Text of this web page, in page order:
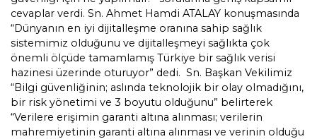
cevaplar verdi. Sn. Ahmet Hamdi ATALAY konuşmasında
“Dünyanın en iyi dijitalleşme oranına sahip sağlık
sistemimiz olduğunu ve dijitalleşmeyi sağlıkta çok
önemli ölçüde tamamlamış Türkiye bir sağlık verisi
hazinesi üzerinde oturuyor” dedi. Sn. Başkan Vekilimiz
“Bilgi güvenliğinin; aslında teknolojik bir olay olmadığını,
bir risk yönetimi ve 3 boyutu olduğunu” belirterek
“Verilere erişimin garanti altına alınması; verilerin
mahremiyetinin garanti altına alınması ve verinin olduğu
AKGÜN Eğitim Portalı
AKGÜN Mobil Uygulamalar
Sıcaklık ve Nem Takip Sistemi